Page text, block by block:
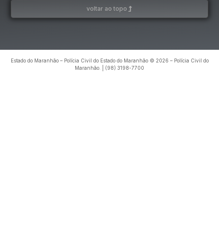
voltar ao topo
Estado do Maranhão – Polícia Civil do Estado do Maranhão © 2026 – Polícia Civil do
Maranhão. | (98) 3198-7700